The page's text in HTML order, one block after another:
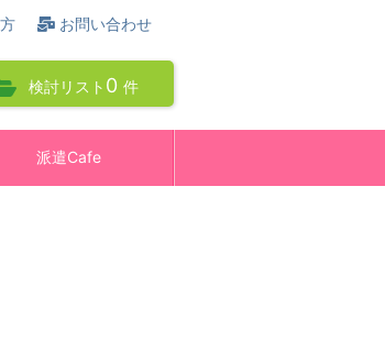
お問い合わせ
検討リスト 0件
派遣Cafe